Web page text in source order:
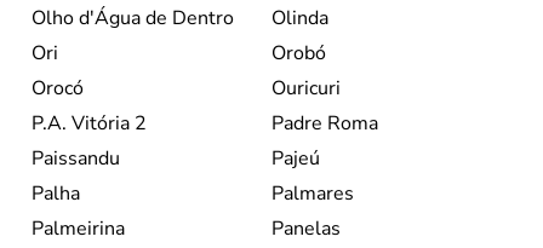
Olho d'Água de Dentro
Olinda
Ori
Orobó
Orocó
Ouricuri
P.A. Vitória 2
Padre Roma
Paissandu
Pajeú
Palha
Palmares
Palmeirina
Panelas